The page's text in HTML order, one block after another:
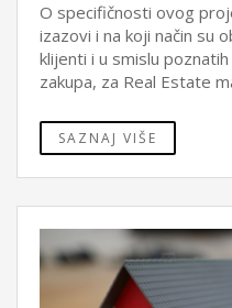
O specifičnosti ovog
izazovi i na koji način su
klijenti i u smislu
zakupa, za Real Estate
SAZNAJ VIŠE